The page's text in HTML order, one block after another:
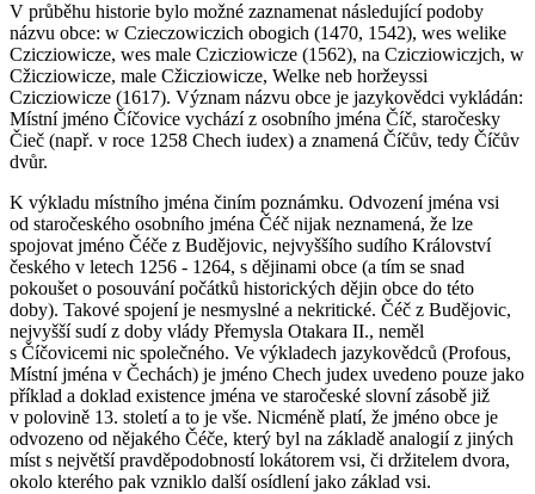
V průběhu historie bylo možné zaznamenat následující podoby
názvu obce: w Czieczowiczich obogich (1470, 1542), wes welike
Czicziowicze, wes male Czicziowicze (1562), na Czicziowiczjch, w
Cžicziowicze, male Cžicziowicze, Welke neb horžeyssi
Czicziowicze (1617). Význam názvu obce je jazykovědci vykládán:
Místní jméno Číčovice vychází z osobního jména Číč, staročesky
Čieč (např. v roce 1258 Chech iudex) a znamená Číčův, tedy Číčův
dvůr.
K výkladu místního jména činím poznámku. Odvození jména vsi
od staročeského osobního jména Čéč nijak neznamená, že lze
spojovat jméno Čéče z Budějovic, nejvyššího sudího Království
českého v letech 1256 - 1264, s dějinami obce (a tím se snad
pokoušet o posouvání počátků historických dějin obce do této
doby). Takové spojení je nesmyslné a nekritické. Čéč z Budějovic,
nejvyšší sudí z doby vlády Přemysla Otakara II., neměl
s Číčovicemi nic společného. Ve výkladech jazykovědců (Profous,
Místní jména v Čechách) je jméno Chech judex uvedeno pouze jako
příklad a doklad existence jména ve staročeské slovní zásobě již
v polovině 13. století a to je vše. Nicméně platí, že jméno obce je
odvozeno od nějakého Čéče, který byl na základě analogií z jiných
míst s největší pravděpodobností lokátorem vsi, či držitelem dvora,
okolo kterého pak vzniklo další osídlení jako základ vsi.